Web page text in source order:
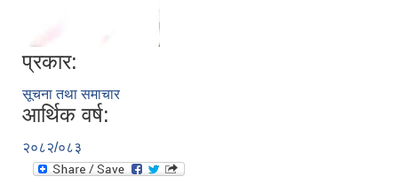
प्रकार:
सूचना तथा समाचार
आर्थिक वर्ष:
२०८२/०८३